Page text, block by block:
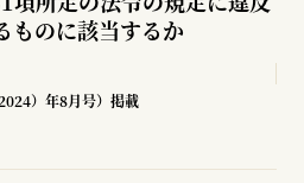
ものに該当するか
）年8月号）掲載